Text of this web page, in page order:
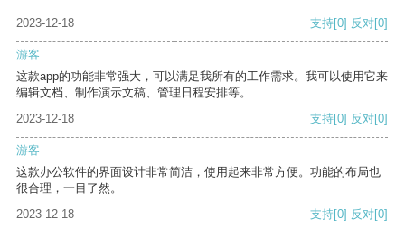
2023-12-18 支持[0] 反对[0]
游客
这款app的功能非常强大，可以满足我所有的工作需求。我可以使用它来
编辑文档、制作演示文稿、管理日程安排等。
2023-12-18
支持[0] 反对[0]
游客
这款办公软件的界面设计非常简洁，使用起来非常方便。功能的布局也
很合理，一目了然。
2023-12-18
支持[0] 反对[0]